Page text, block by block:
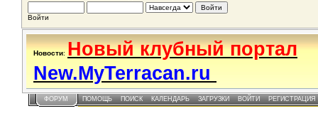
Войти
Новости: Новый клубный портал
New.MyTerracan.ru
ФОРУМ ПОМОЩЬ ПОИСК КАЛЕНДАРЬ ЗАГРУЗКИ ВОЙТИ РЕГИСТРАЦИЯ